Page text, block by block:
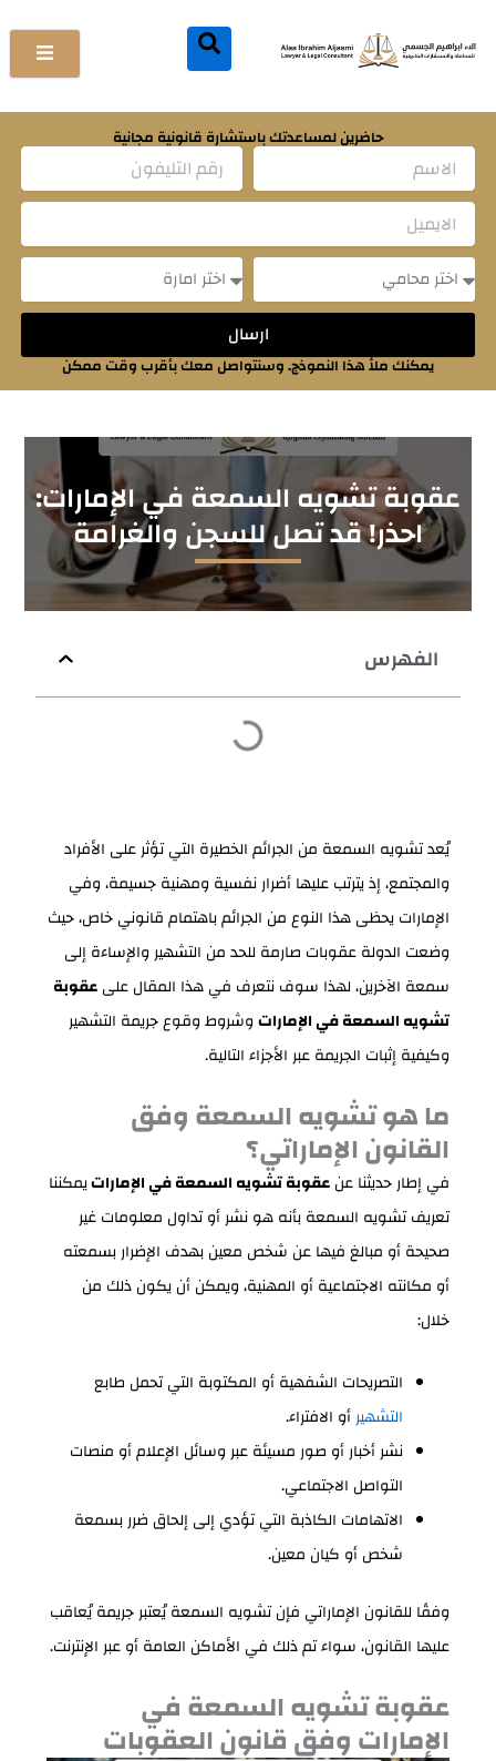
إلى
المحتوى
حاضرين لمساعدتك باستشارة قانونية مجانية
ارسال
يمكنك ملأ هذا النموذج. وسنتواصل معك بأقرب وقت ممكن
عقوبة تشويه السمعة في الإمارات:
احذر! قد تصل للسجن والغرامة
الفهرس
يُعد تشويه السمعة من الجرائم الخطيرة التي تؤثر على الأفراد
والمجتمع، إذ يترتب عليها أضرار نفسية ومهنية جسيمة، وفي
الإمارات يحظى هذا النوع من الجرائم باهتمام قانوني خاص، حيث
وضعت الدولة عقوبات صارمة للحد من التشهير والإساءة إلى
سمعة الآخرين، لهذا سوف نتعرف في هذا المقال علىعقوبة
تشويه السمعة في الإماراتوشروط وقوع جريمة التشهير
وكيفية إثبات الجريمة عبر الأجزاء التالية.
ما هو تشويه السمعة وفق
القانون الإماراتي؟
في إطار حديثنا عنعقوبة تشويه السمعة في الإماراتيمكننا
تعريف تشويه السمعة بأنه هو نشر أو تداول معلومات غير
صحيحة أو مبالغ فيها عن شخص معين بهدف الإضرار بسمعته
أو مكانته الاجتماعية أو المهنية، ويمكن أن يكون ذلك من
خلال:
التصريحات الشفهية أو المكتوبة التي تحمل طابع
التشهيرأو الافتراء.
نشر أخبار أو صور مسيئة عبر وسائل الإعلام أو منصات
التواصل الاجتماعي.
الاتهامات الكاذبة التي تؤدي إلى إلحاق ضرر بسمعة
شخص أو كيان معين.
وفقًا للقانون الإماراتي فإن تشويه السمعة يُعتبر جريمة يُعاقب
عليها القانون، سواء تم ذلك في الأماكن العامة أو عبر الإنترنت.
عقوبة تشويه السمعة في
الإمارات وفق قانون العقوبات